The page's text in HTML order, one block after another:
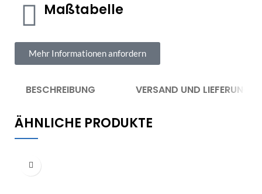
Maßtabelle
Mehr Informationen anfordern
BESCHREIBUNG VERSAND UND LIEFERUNG
ÄHNLICHE PRODUKTE